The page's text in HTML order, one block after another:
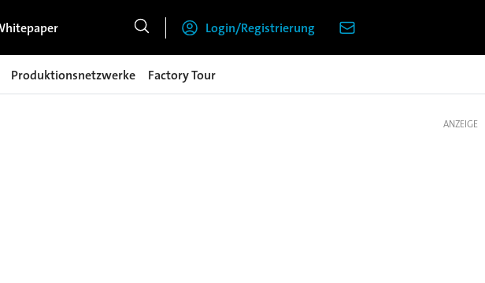
Login/Registrierung
Produktionsnetzwerke Factory Tour
ANZEIGE